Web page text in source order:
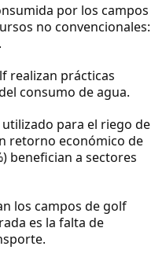
por los campos
no convencionales:
realizan prácticas
consumo de agua.
para el riego de
retorno económico de
benefician a sectores
los campos de golf
es la falta de